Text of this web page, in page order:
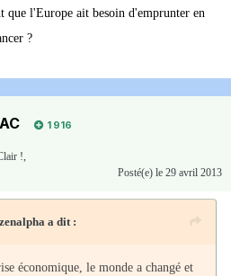
que l'Europe ait besoin d'emprunter en
?
1 916
!,
Posté(e) le 29 avril 2013
a dit :
économique, le monde a changé et